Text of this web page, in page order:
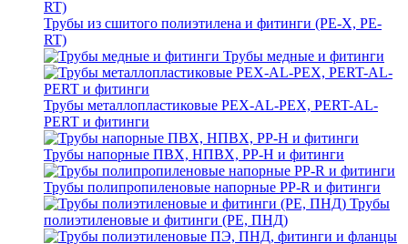
Трубы из сшитого полиэтилена и фитинги (PE-X, PE-
RT)
Трубы медные и фитинги
Трубы металлопластиковые PEX-AL-PEX, PERT-AL-
PERT и фитинги
Трубы напорные ПВХ, НПВХ, PP-H и фитинги
Трубы полипропиленовые напорные PP-R и фитинги
Трубы
полиэтиленовые и фитинги (PE, ПНД)